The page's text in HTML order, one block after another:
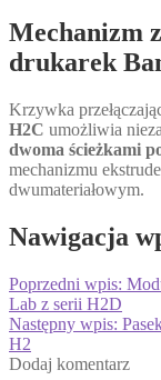
Mechanizm
drukarek
Krzywka
H2C umożliwia
dwoma ścieżkami
mechanizmu
dwumateriałowym.
Nawigacja
Poprzedni wpis:
Lab z serii H2D
Następny wpis:
H2
Dodaj komentarz